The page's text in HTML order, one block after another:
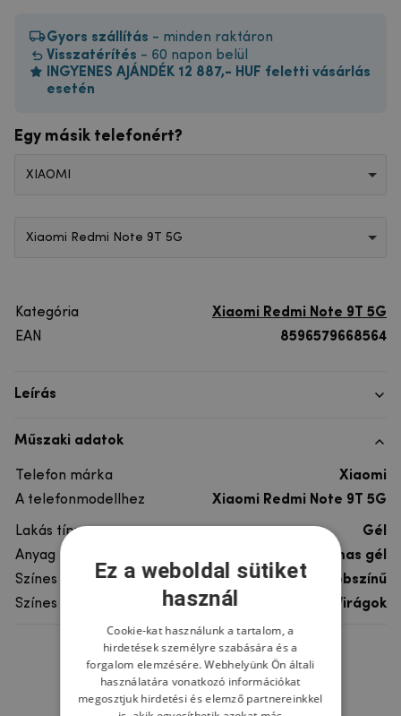
Gyors szállítás - minden raktáron
Visszatérítés - 60 napon belül
INGYENES AJÁNDÉK 12 887,- HUF feletti vásárlás
esetén
Egy másik telefonért?
XIAOMI
Xiaomi Redmi Note 9T 5G
Kategória
Xiaomi Redmi Note 9T 5G
EAN
8596579668564
Leírás
Műszaki adatok
Telefon márka
Xiaomi
A telefonmodellhez
Xiaomi Redmi Note 9T 5G
Lakás típusa
Gél
Anyag
rugalmas gél
Színes
többszínű
Színes motívum
Virágok
Ne felejtsd el
Ez a weboldal sütiket
használ
Cookie-kat használunk a tartalom, a
hirdetések személyre szabására és a
forgalom elemzésére. Webhelyünk Ön általi
használatára vonatkozó információkat
megosztjuk hirdetési és elemző partnereinkkel